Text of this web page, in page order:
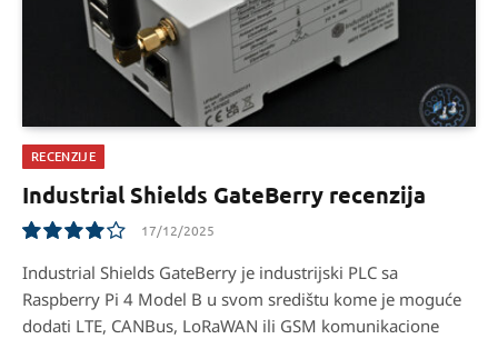
RECENZIJE
Industrial Shields GateBerry recenzija
8.1
17/12/2025
Industrial Shields GateBerry je industrijski PLC sa
Raspberry Pi 4 Model B u svom središtu kome je moguće
dodati LTE, CANBus, LoRaWAN ili GSM komunikacione